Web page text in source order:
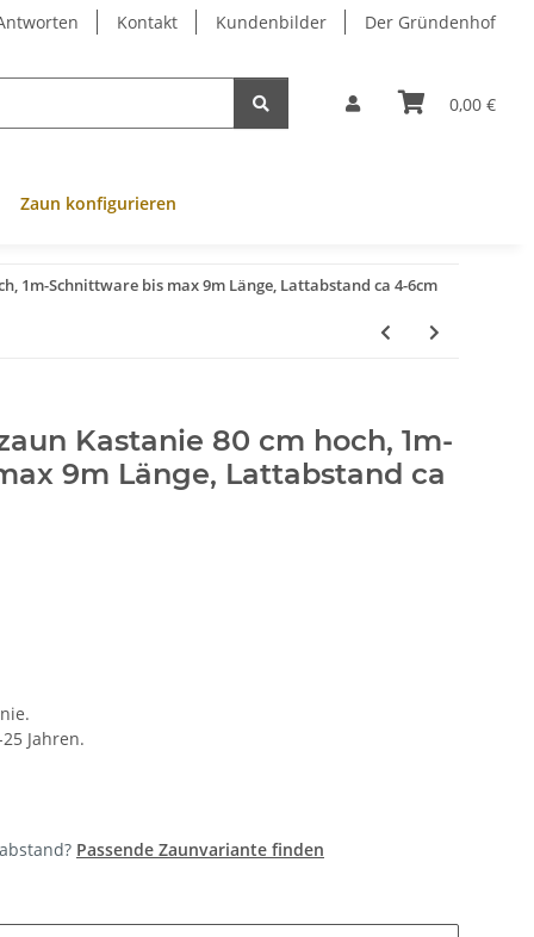
Kontakt Kundenbilder Der Gründenhof
0,00 €
Zaun konfigurieren
1m-Schnittware bis max 9m Länge, Lattabstand ca 4-6cm
Kastanie 80 cm hoch, 1m-
9m Länge, Lattabstand ca
Jahren.
Passende Zaunvariante finden